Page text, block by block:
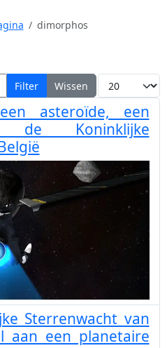
dimorphos
Filter Wissen Toon #
asteroïde, een
de Koninklijke
Sterrenwacht van
aan een planetaire